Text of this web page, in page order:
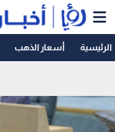
الرئيسية أسعار الذهب